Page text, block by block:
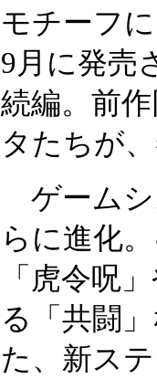
モチーフ
9月に発売
続編。前
タたちが
ゲームシ
らに進化
「虎令呪
る「共闘
た、新ス